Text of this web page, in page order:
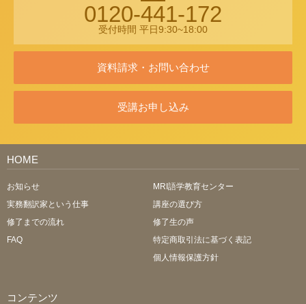
0120-441-172
受付時間 平日9:30~18:00
資料請求・お問い合わせ
受講お申し込み
HOME
お知らせ
MRI語学教育センター
実務翻訳家という仕事
講座の選び方
修了までの流れ
修了生の声
FAQ
特定商取引法に基づく表記
個人情報保護方針
コンテンツ